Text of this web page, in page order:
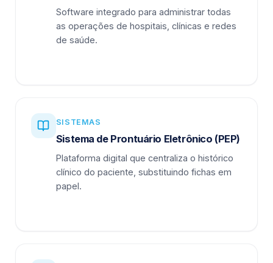
Software integrado para administrar todas
as operações de hospitais, clínicas e redes
de saúde.
SISTEMAS
Sistema de Prontuário Eletrônico (PEP)
Plataforma digital que centraliza o histórico
clínico do paciente, substituindo fichas em
papel.